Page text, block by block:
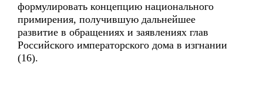
формулировать концепцию национального
примирения, получившую дальнейшее
развитие в обращениях и заявлениях глав
Российского императорского дома в изгнании
(16).